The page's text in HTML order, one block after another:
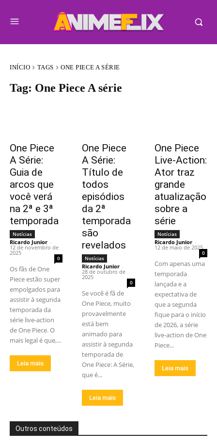
INÍCIO TAGS ONE PIECE A SÉRIE
Tag: One Piece A série
One Piece
A Série:
Guia de
arcos que
você verá
na 2ª e 3ª
temporada
Notícias
Ricardo Junior -
12 de novembro de
2025
0
Os fãs de One
Piece estão super
empolgados para
assistir à segunda
temporada da
série live-action
de One Piece. O
mais legal é que,...
Leia mais
One Piece
A Série:
Título de
todos
episódios
da 2ª
temporada
são
revelados
Notícias
Ricardo Junior -
28 de outubro de
2025
0
Se você é fã de
One Piece, muito
provavelmente
está bem
animado para
assistir à segunda
temporada de
One Piece: A Série,
que é...
Leia mais
One Piece
Live-Action:
Ator traz
grande
atualização
sobre a
série
Notícias
Ricardo Junior -
12 de maio de 2025
0
Com apenas uma
temporada
lançada e a
expectativa de
que a segunda
fique para o início
de 2026, a série
live-action de One
Piece...
Leia mais
Outros conteúdos